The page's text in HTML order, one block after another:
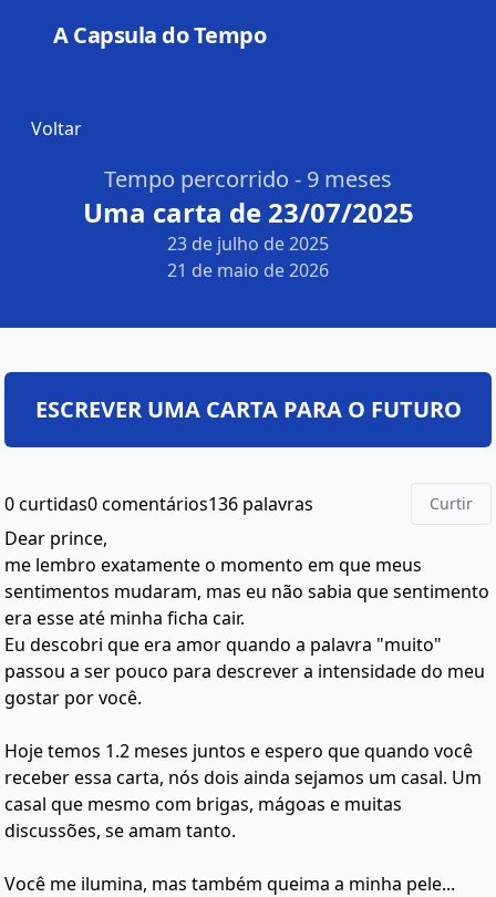
A Capsula do Tempo
Voltar
Tempo percorrido - 9 meses
Uma carta de 23/07/2025
23 de julho de 2025
21 de maio de 2026
0 curtidas0 comentários136 palavras Curtir
Dear prince,
me lembro exatamente o momento em que meus
sentimentos mudaram, mas eu não sabia que sentimento
era esse até minha ficha cair.
Eu descobri que era amor quando a palavra "muito"
passou a ser pouco para descrever a intensidade do meu
gostar por você.
Hoje temos 1.2 meses juntos e espero que quando você
receber essa carta, nós dois ainda sejamos um casal. Um
casal que mesmo com brigas, mágoas e muitas
discussões, se amam tanto.
Você me ilumina, mas também queima a minha pele...
ESCREVER UMA CARTA PARA O FUTURO